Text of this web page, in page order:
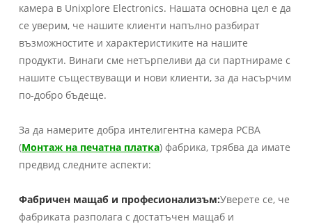
камера в Unixplore Electronics. Нашата основна цел е да
се уверим, че нашите клиенти напълно разбират
възможностите и характеристиките на нашите
продукти. Винаги сме нетърпеливи да си партнираме с
нашите съществуващи и нови клиенти, за да насърчим
по-добро бъдеще.
За да намерите добра интелигентна камера PCBA
(Монтаж на печатна платка) фабрика, трябва да имате
предвид следните аспекти:
Фабричен мащаб и професионализъм:Уверете се, че
фабриката разполага с достатъчен мащаб и